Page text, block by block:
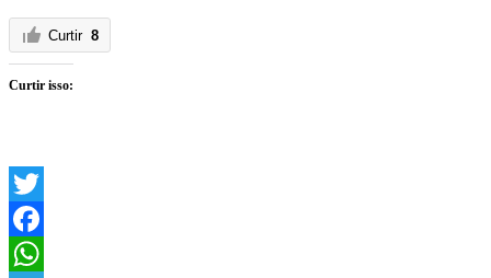
Curtir 8
Curtir isso:
Twitter
Facebook